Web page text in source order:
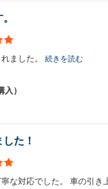
ました。 続きを読む
）
た！
な対応でした。 車の引き